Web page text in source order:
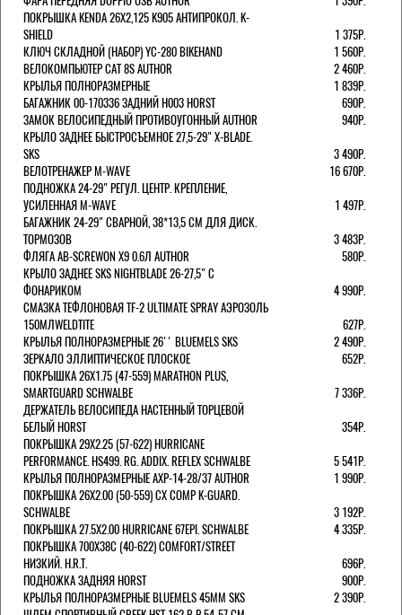
ПОКРЫШКА KENDA 26Х2,125 K905 АНТИПРОКОЛ. K-
SHIELD
1 375Р.
КЛЮЧ СКЛАДНОЙ (НАБОР) YC-280 BIKEHAND
1 560Р.
ВЕЛОКОМПЬЮТЕР CAT 8S AUTHOR
2 460Р.
КРЫЛЬЯ ПОЛНОРАЗМЕРНЫЕ
1 839Р.
БАГАЖНИК 00-170336 ЗАДНИЙ H003 HORST
690Р.
ЗАМОК ВЕЛОСИПЕДНЫЙ ПРОТИВОУГОННЫЙ AUTHOR
940Р.
КРЫЛО ЗАДНЕЕ БЫСТРОСЪЕМНОЕ 27,5-29" X-BLADE.
SKS
3 490Р.
ВЕЛОТРЕНАЖЕР M-WAVE
16 670Р.
ПОДНОЖКА 24-29" РЕГУЛ. ЦЕНТР. КРЕПЛЕНИЕ,
УСИЛЕННАЯ M-WAVE
1 497Р.
БАГАЖНИК 24-29" СВАРНОЙ, 38*13,5 СМ ДЛЯ ДИСК.
ТОРМОЗОВ
3 483Р.
ФЛЯГА AB-SCREWON X9 0.6Л AUTHOR
580Р.
КРЫЛО ЗАДНЕЕ SKS NIGHTBLADE 26-27,5" С
ФОНАРИКОМ
4 990Р.
СМАЗКА ТЕФЛОНОВАЯ TF-2 ULTIMATE SPRAY АЭРОЗОЛЬ
150МЛWELDTITE
627Р.
КРЫЛЬЯ ПОЛНОРАЗМЕРНЫЕ 26'' BLUEMELS SKS
2 490Р.
ЗЕРКАЛО ЭЛЛИПТИЧЕСКОЕ ПЛОСКОЕ
652Р.
ПОКРЫШКА 26X1.75 (47-559) MARATHON PLUS,
SMARTGUARD SCHWALBE
7 336Р.
ДЕРЖАТЕЛЬ ВЕЛОCИПЕДА НАСТЕННЫЙ ТОРЦЕВОЙ
БЕЛЫЙ HORST
354Р.
ПОКРЫШКА 29X2.25 (57-622) HURRICANE
PERFORMANCE. HS499. RG. ADDIX. REFLEX SCHWALBE
5 541Р.
КРЫЛЬЯ ПОЛНОРАЗМЕРНЫЕ AXP-14-28/37 AUTHOR
1 990Р.
ПОКРЫШКА 26X2.00 (50-559) CX COMP K-GUARD.
SCHWALBE
3 192Р.
ПОКРЫШКА 27.5X2.00 HURRICANE 67EPI. SCHWALBE
4 335Р.
ПОКРЫШКА 700X38С (40-622) COMFORT/STREET
НИЗКИЙ. H.R.T.
696Р.
ПОДНОЖКА ЗАДНЯЯ HORST
900Р.
КРЫЛЬЯ ПОЛНОРАЗМЕРНЫЕ BLUEMELS 45MM SKS
2 390Р.